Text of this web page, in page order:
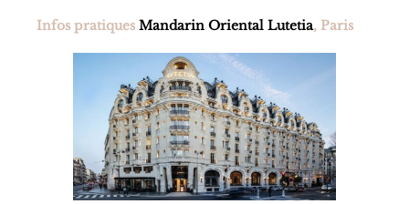
Infos pratiques Mandarin Oriental Lutetia, Paris